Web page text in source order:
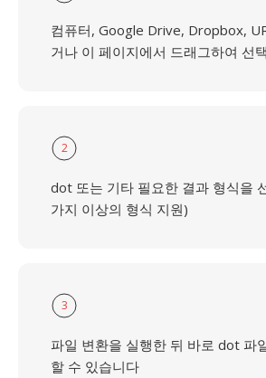
컴퓨터, Google Drive, Dropbox,
거나 이 페이지에서 드래그하여 선
2
dot 또는 기타 필요한 결과 형식을
가지 이상의 형식 지원)
3
파일 변환을 실행한 뒤 바로 dot 파
할 수 있습니다